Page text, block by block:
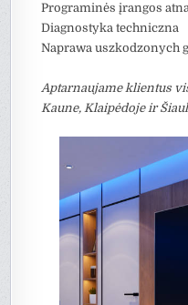
Programinės įrangos
Diagnostyka techniczna
Naprawa uszkodzonych
Aptarnaujame klientus
Kaune, Klaipėdoje ir